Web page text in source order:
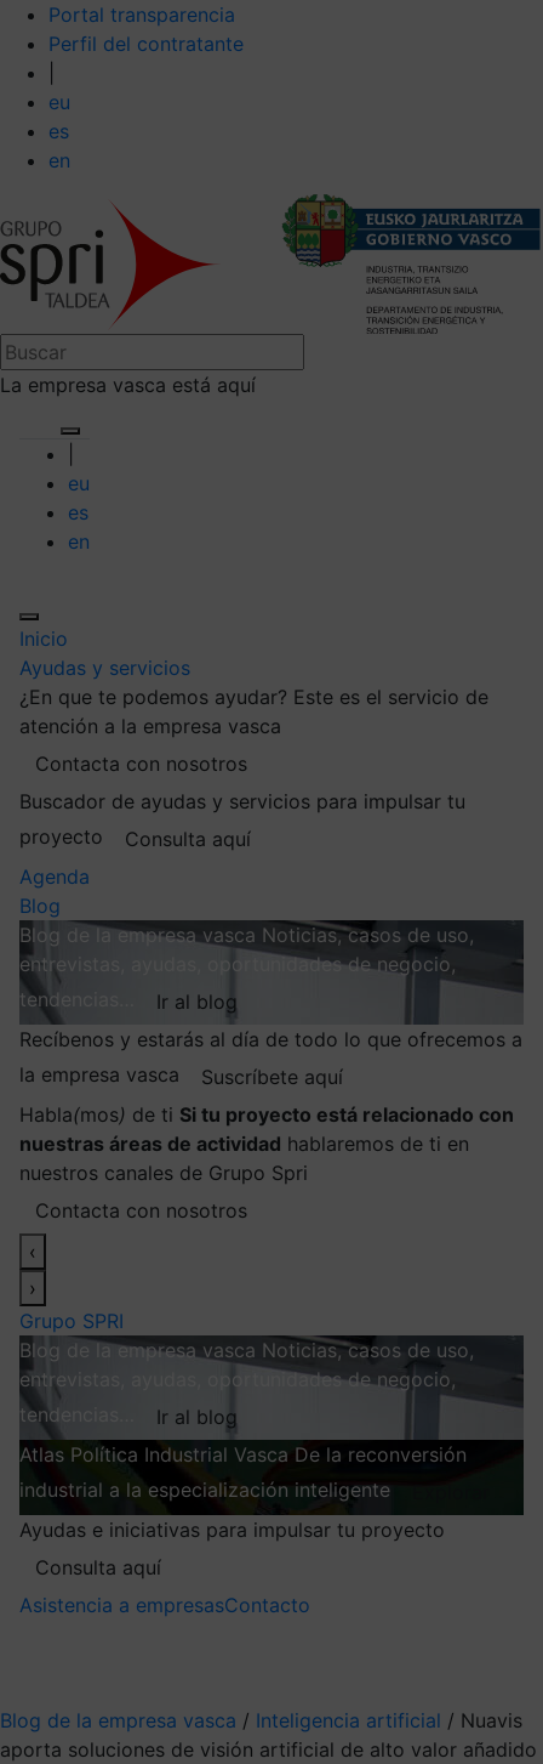
Portal transparencia
Perfil del contratante
eu
es
en
La empresa vasca está aquí
eu
es
en
Inicio
Ayudas y servicios
¿En que te podemos ayudar? Este es el servicio de
atención a la empresa vasca
Contacta con nosotros
Buscador de ayudas y servicios para impulsar tu
proyecto
Consulta aquí
Agenda
Blog
Blog de la empresa vasca Noticias, casos de uso,
entrevistas, ayudas, oportunidades de negocio,
tendencias…
Ir al blog
Recíbenos y estarás al día de todo lo que ofrecemos a
la empresa vasca
Suscríbete aquí
Habla(mos) de ti Si tu proyecto está relacionado con
nuestras áreas de actividad hablaremos de ti en
nuestros canales de Grupo Spri
Contacta con nosotros
‹
›
Grupo SPRI
Blog de la empresa vasca Noticias, casos de uso,
entrevistas, ayudas, oportunidades de negocio,
tendencias…
Ir al blog
Atlas Política Industrial Vasca De la reconversión
industrial a la especialización inteligente
Ayudas e iniciativas para impulsar tu proyecto
Consulta aquí
Asistencia a empresasContacto
Blog de la empresa vasca / Inteligencia artificial / Nuavis
aporta soluciones de visión artificial de alto valor añadido